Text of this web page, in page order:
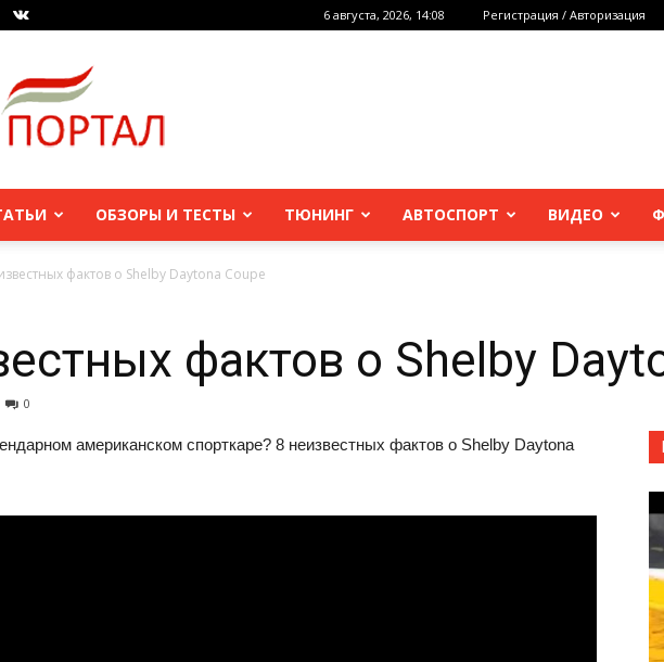
6 августа, 2026, 14:08 Регистрация / Авторизация
ОБЗОРЫ И ТЕСТЫ ТЮНИНГ АВТОСПОРТ ВИДЕО
фактов о Shelby Daytona Coupe
фактов о Shelby
0
американском спорткаре? 8 неизвестных фактов о Shelby Daytona